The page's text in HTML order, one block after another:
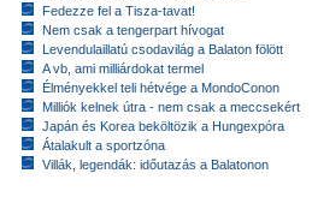
Fedezze fel a Tisza-tavat!
Nem csak a tengerpart hívogat
Levendulaillatú csodavilág a Balaton fölött
A vb, ami milliárdokat termel
Élményekkel teli hétvége a MondoConon
Milliók kelnek útra - nem csak a meccsekért
Japán és Korea beköltözik a Hungexpóra
Átalakult a sportzóna
Villák, legendák: időutazás a Balatonon